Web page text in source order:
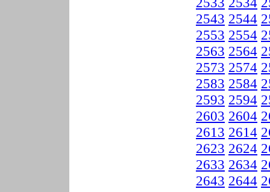
2543 2544
2553 2554
2563 2564
2573 2574
2583 2584
2593 2594
2603 2604
2613 2614
2623 2624
2633 2634
2643 2644